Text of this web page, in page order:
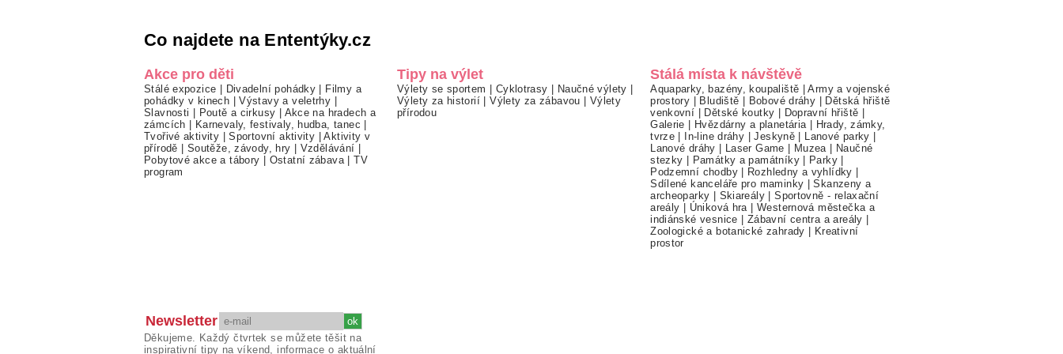
Co najdete na Ententýky.cz
Akce pro děti
Stálé expozice | Divadelní pohádky | Filmy a
pohádky v kinech |Výstavy a veletrhy |
Slavnosti | Poutě a cirkusy | Akce na hradech a
zámcích | Karnevaly, festivaly, hudba, tanec |
Tvořivé aktivity |Sportovní aktivity |Aktivity v
přírodě | Soutěže, závody, hry | Vzdělávání |
Pobytové akce a tábory | Ostatní zábava |TV
program
Tipy na výlet
Výlety se sportem | Cyklotrasy | Naučné výlety |
Výlety za historií |Výlety za zábavou | Výlety
přírodou
Stálá místa k návštěvě
Aquaparky, bazény, koupaliště |Army a vojenské
prostory | Bludiště | Bobové dráhy | Dětská hřiště
venkovní | Dětské koutky | Dopravní hřiště |
Galerie | Hvězdárny a planetária | Hrady, zámky,
tvrze | In-line dráhy |Jeskyně | Lanové parky |
Lanové dráhy | Laser Game | Muzea | Naučné
stezky | Památky a památníky| Parky |
Podzemní chodby| Rozhledny a vyhlídky |
Sdílené kanceláře pro maminky |Skanzeny a
archeoparky | Skiareály |Sportovně - relaxační
areály | Úniková hra |Westernová městečka a
indiánské vesnice | Zábavní centra a areály |
Zoologické a botanické zahrady | Kreativní
prostor
Newsletter
Děkujeme. Každý čtvrtek se můžete těšit na
inspirativní tipy na víkend, informace o aktuální